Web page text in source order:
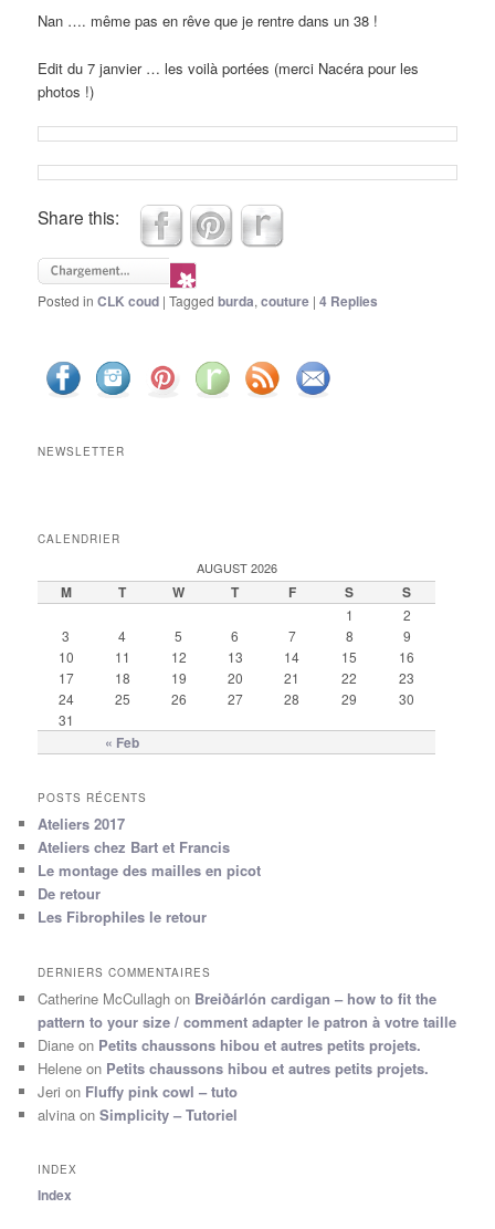
Nan …. même pas en rêve que je rentre dans un 38 !
Edit du 7 janvier … les voilà portées (merci Nacéra pour les
photos !)
Share this:
Posted in CLK coud |Tagged burda,couture |4 Replies
NEWSLETTER
CALENDRIER
AUGUST 2026
M T W T F S S
« Feb
1
2
3
4 5 6 7 8
9
10
11 12 13 14 15
16
17
18 19 20 21 22
23
24
25 26 27 28 29
30
31
POSTS RÉCENTS
Ateliers 2017
Ateliers chez Bart et Francis
Le montage des mailles en picot
De retour
Les Fibrophiles le retour
DERNIERS COMMENTAIRES
Catherine McCullagh on Breiðárlón cardigan – how to fit the
pattern to your size / comment adapter le patron à votre taille
Diane on Petits chaussons hibou et autres petits projets.
Helene on Petits chaussons hibou et autres petits projets.
Jeri on Fluffy pink cowl – tuto
alvina onSimplicity – Tutoriel
INDEX
Index